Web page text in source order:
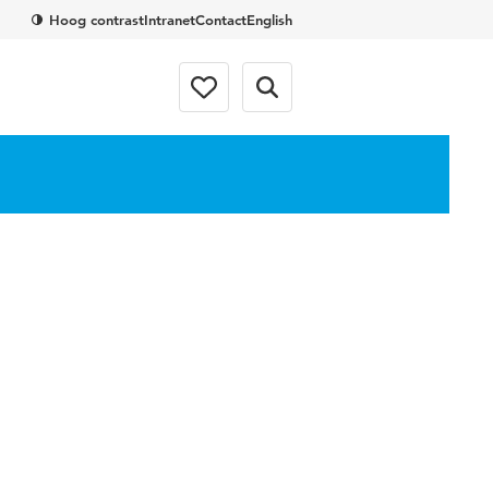
Hoog contrastIntranetContactEnglish